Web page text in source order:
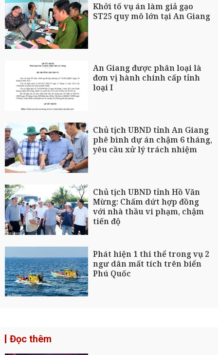
Khởi tố vụ án làm giả gạo
ST25 quy mô lớn tại An Giang
An Giang được phân loại là
đơn vị hành chính cấp tỉnh
loại I
Chủ tịch UBND tỉnh An Giang
phê bình dự án chậm 6 tháng,
yêu cầu xử lý trách nhiệm
Chủ tịch UBND tỉnh Hồ Văn
Mừng: Chấm dứt hợp đồng
với nhà thầu vi phạm, chậm
tiến độ
Phát hiện 1 thi thể trong vụ 2
ngư dân mất tích trên biển
Phú Quốc
Đọc thêm